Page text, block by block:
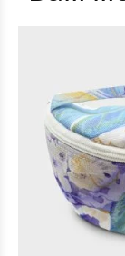
Декорации